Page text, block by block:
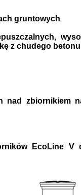
gruntowych
z chudego
nad zbiornikiem
EcoLine